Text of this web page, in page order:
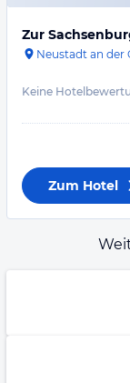
Zur
Neustadt an der
Keine
Zum Hotel